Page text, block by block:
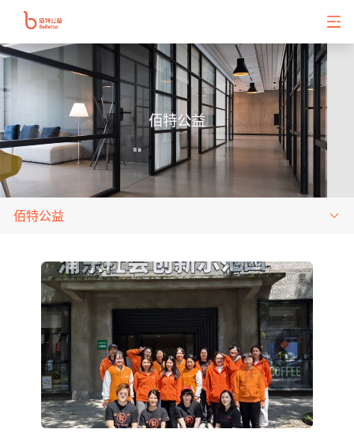
佰特公益
佰特公益